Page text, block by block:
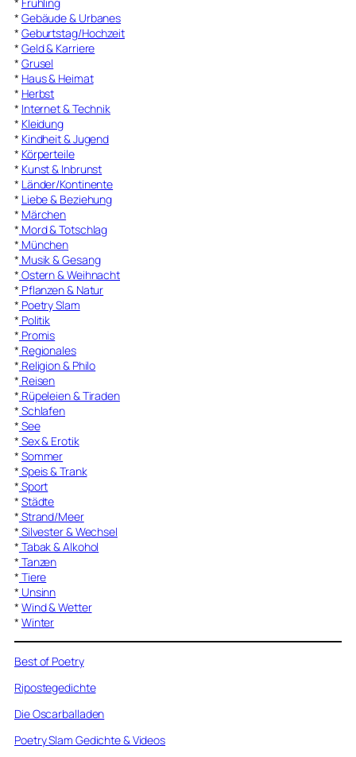
* Gebäude & Urbanes
* Geburtstag/Hochzeit
* Geld & Karriere
* Grusel
* Haus & Heimat
* Herbst
* Internet & Technik
* Kleidung
* Kindheit & Jugend
* Körperteile
* Kunst & Inbrunst
* Länder/Kontinente
* Liebe & Beziehung
* Märchen
* Mord & Totschlag
* München
* Musik & Gesang
* Ostern & Weihnacht
* Pflanzen & Natur
* Poetry Slam
* Politik
* Promis
* Regionales
* Religion & Philo
* Reisen
* Rüpeleien & Tiraden
* Schlafen
* See
* Sex & Erotik
* Sommer
* Speis & Trank
* Sport
* Städte
* Strand/Meer
* Silvester & Wechsel
* Tabak & Alkohol
* Tanzen
* Tiere
* Unsinn
* Wind & Wetter
* Winter
Best of Poetry
Ripostegedichte
Die Oscarballaden
Poetry Slam Gedichte & Videos